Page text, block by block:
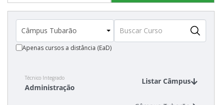
Apenas cursos a distância (EaD)
Técnico Integrado
Administração
Listar Câmpus